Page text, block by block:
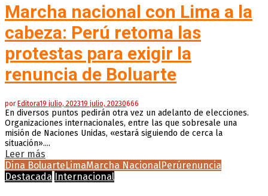
Marcha nacional con Lima a la
cabeza: Perú retoma las
protestas para exigir la
renuncia de Boluarte
porEditora19 julio, 202319 julio, 20230666
En diversos puntos pedirán otra vez un adelanto de elecciones.
Organizaciones internacionales, entre las que sobresale una
misión de Naciones Unidas, «estará siguiendo de cerca la
situación»....
Leer más
Dina BoluarteLimaMarcha NacionalPerúrenuncia
Destacada Internacional